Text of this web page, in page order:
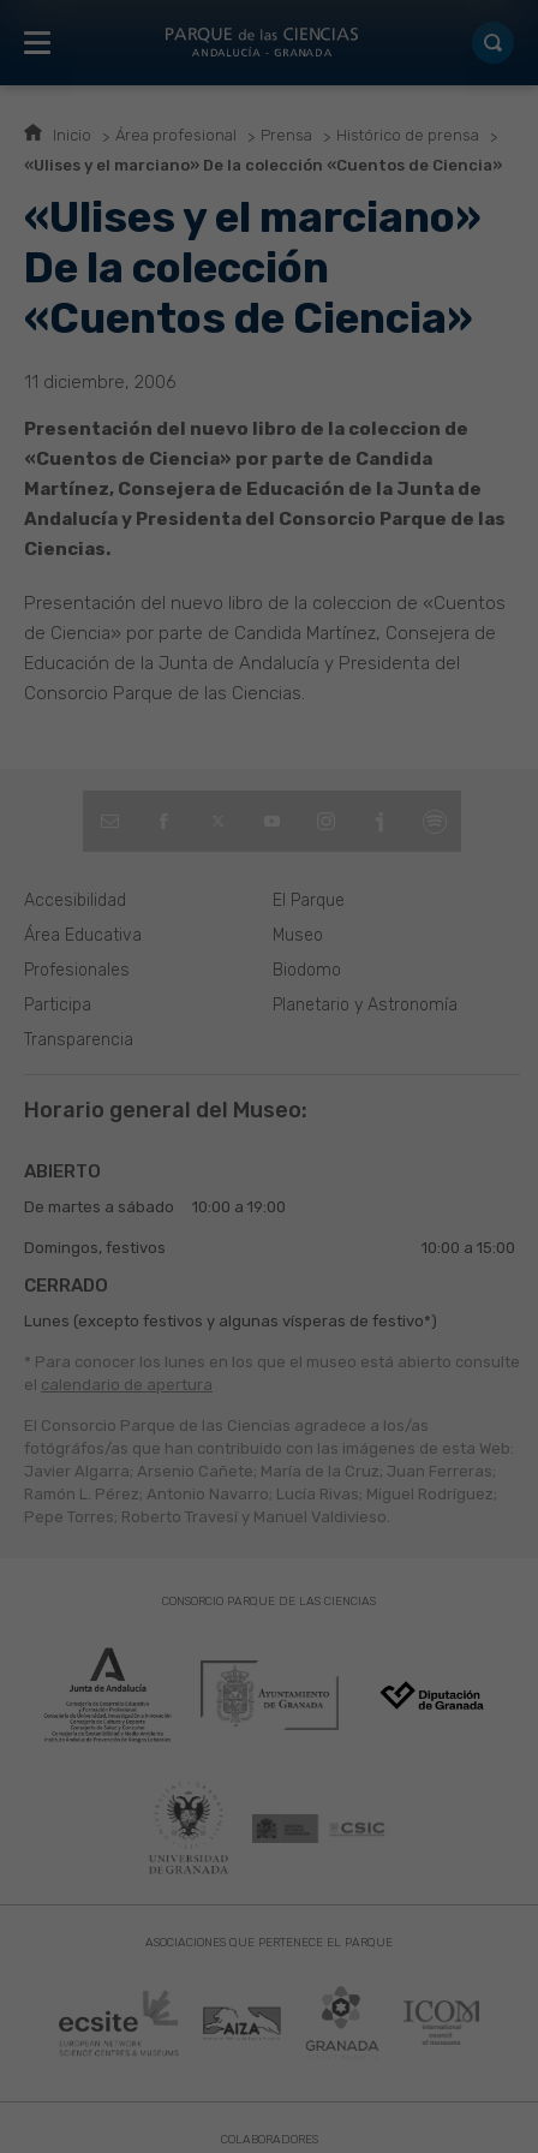
Inicio Área profesional Prensa
Histórico de prensa
«Ulises y el marciano» De la colección «Cuentos de Ciencia»
«Ulises y el marciano»
De la colección
«Cuentos de Ciencia»
11 diciembre, 2006
Presentación del nuevo libro de la coleccion de
«Cuentos de Ciencia» por parte de Candida
Martínez, Consejera de Educación de la Junta de
Andalucía y Presidenta del Consorcio Parque de las
Ciencias.
Presentación del nuevo libro de la coleccion de «Cuentos
de Ciencia» por parte de Candida Martínez, Consejera de
Educación de la Junta de Andalucía y Presidenta del
Consorcio Parque de las Ciencias.
El Parque
Museo
Biodomo
Planetario y Astronomía
Área Educativa
Profesionales
Participa
Transparencia
Accesibilidad
Horario general del Museo:
ABIERTO
De martes a sábado 10:00 a 19:00
Domingos, festivos 10:00 a 15:00
CERRADO
Lunes (excepto festivos y algunas vísperas de festivo*)
* Para conocer los lunes en los que el museo está abierto consulte
el calendario de apertura
El Consorcio Parque de las Ciencias agradece a los/as
fotógráfos/as que han contribuido con las imágenes de esta Web:
Javier Algarra; Arsenio Cañete; María de la Cruz; Juan Ferreras;
Ramón L. Pérez; Antonio Navarro; Lucía Rivas; Miguel Rodríguez;
Pepe Torres; Roberto Travesí y Manuel Valdivieso.
ASOCIACIONES QUE PERTENECE EL PARQUE
CONSORCIO PARQUE DE LAS CIENCIAS
COLABORADORES